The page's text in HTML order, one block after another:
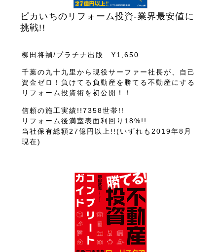
ピカいちのリフォーム投資-業界最安値に
挑戦!!
柳田将禎/プラチナ出版 ¥1,650
千葉の九十九里から現役サーファー社長が、自己
資金ゼロ！負けてる負動産を勝てる不動産にする
リフォーム投資術を初公開！！
信頼の施工実績!!7358世帯!!
リフォーム後満室表面利回り18%!!
当社保有総額27億円以上!!(いずれも2019年8月
現在)